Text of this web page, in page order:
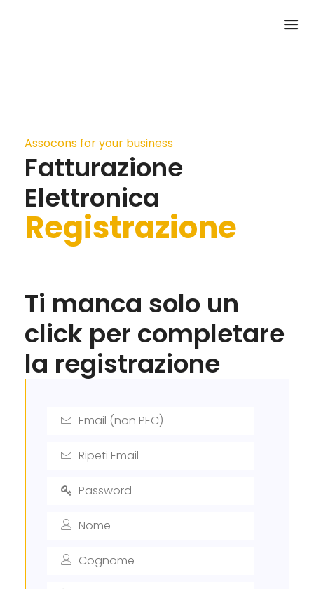
Assocons for your business
Fatturazione
Elettronica
Registrazione
Ti manca solo un
click per completare
la registrazione